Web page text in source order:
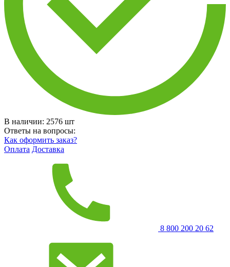
В наличии: 2576 шт
Ответы на вопросы:
Как оформить заказ?
Оплата Доставка
8 800 200 20 62